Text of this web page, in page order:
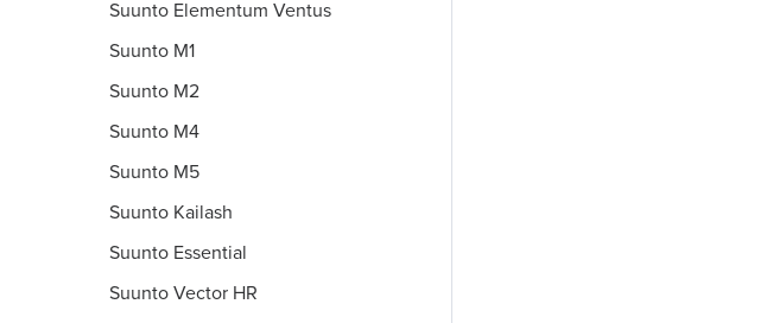
Suunto Elementum Ventus
Suunto M1
Suunto M2
Suunto M4
Suunto M5
Suunto Kailash
Suunto Essential
Suunto Vector HR